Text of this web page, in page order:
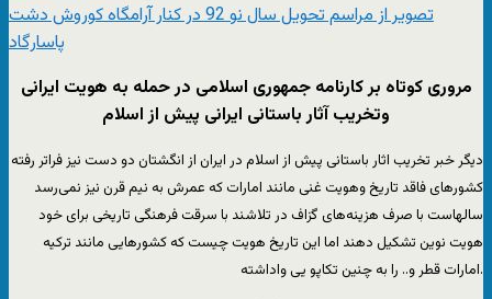
تصویر از مراسم تحویل سال نو 92 در کنار آرامگاه کوروش دشت
پاسارگاد
مروری کوتاه بر کارنامه جمهوری اسلامی در حمله به هویت ایرانی
وتخریب آثار باستانی ایرانی پیش از اسلام
دیگر خبر تخریب اثار باستانی پیش از اسلام در ایران از انگشتان دو دست نیز فرا‌تر رفته
کشورهای فاقد تاریخ وهویت غنی مانند امارات که عمرش به نیم قرن نیز نمی‌رسد
سالهاست با صرف هزینه‌های گزاف در تلاشند با سرقت فرهنگی تاریخی برای خود
هویت نوین تشکیل دهند اما این تاریخ هویت چیست که کشورهایی مانند ترکیه
امارات قطر و.. را به چنین تکاپو یی واداشته.